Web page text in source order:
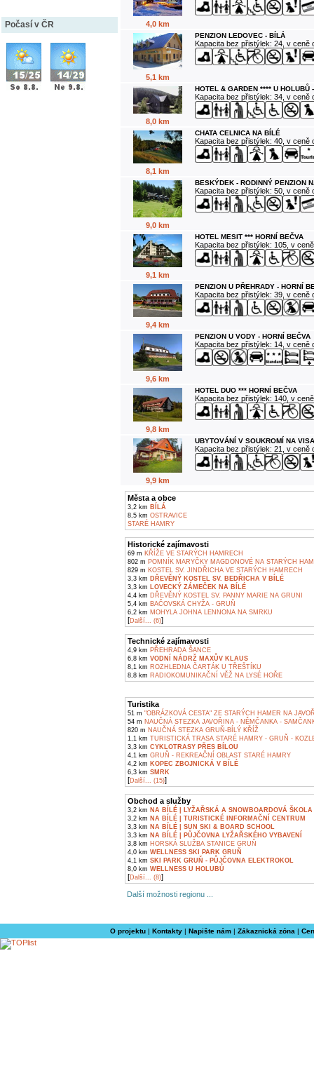
Počasí v ČR 4,0 km
5,1 km
PENZION LEDOVEC - BÍLÁ
Kapacita bez přistýlek: 24, v ceně
8,0 km
HOTEL & GARDEN **** U HOLUBŮ
Kapacita bez přistýlek: 34, v ceně
8,1 km
CHATA CELNICA NA BÍLÉ
Kapacita bez přistýlek: 40, v ceně
9,0 km
BESKÝDEK - RODINNÝ PENZION
Kapacita bez přistýlek: 50, v ceně
9,1 km
HOTEL MESIT *** HORNÍ BEČVA
Kapacita bez přistýlek: 105, v
9,4 km
PENZION U PŘEHRADY - HORNÍ
Kapacita bez přistýlek: 39, v ceně
9,6 km
PENZION U VODY - HORNÍ BEČVA
Kapacita bez přistýlek: 14, v ceně
9,8 km
HOTEL DUO *** HORNÍ BEČVA
Kapacita bez přistýlek: 140, v
9,9 km
UBYTOVÁNÍ V SOUKROMÍ NA
Kapacita bez přistýlek: 21, v ceně
Města a obce
3,2 km BÍLÁ
8,5 km OSTRAVICE
STARÉ HAMRY
Historické zajímavosti
69 m KŘÍŽE VE STARÝCH HAMRECH
802 m POMNÍK MARYČKY MAGDONOVÉ NA STARÝCH
829 m KOSTEL SV. JINDŘICHA VE STARÝCH HAMRECH
3,3 km DŘEVĚNÝ KOSTEL SV. BEDŘICHA V BÍLÉ
3,3 km LOVECKÝ ZÁMEČEK NA BÍLÉ
4,4 km DŘEVĚNÝ KOSTEL SV. PANNY MARIE NA GRUNI
5,4 km BAČOVSKÁ CHYŽA - GRUŇ
6,2 km MOHYLA JOHNA LENNONA NA SMRKU
[Další... (6)]
Technické zajímavosti
4,9 km PŘEHRADA ŠANCE
6,8 km VODNÍ NÁDRŽ MAXŮV KLAUS
8,1 km ROZHLEDNA ČARTÁK U TŘEŠTÍKU
8,8 km RADIOKOMUNIKAČNÍ VĚŽ NA LYSÉ HOŘE
Turistika
51 m "OBRÁZKOVÁ CESTA" ZE STARÝCH HAMER NA
54 m NAUČNÁ STEZKA JAVOŘINA - NĚMČANKA -
820 m NAUČNÁ STEZKA GRUŇ-BÍLÝ KŘÍŽ
1,1 km TURISTICKÁ TRASA STARÉ HAMRY - GRUŇ -
3,3 km CYKLOTRASY PŘES BÍLOU
4,1 km GRUŇ - REKREAČNÍ OBLAST STARÉ HAMRY
4,2 km KOPEC ZBOJNICKÁ V BÍLÉ
6,3 km SMRK
[Další... (15)]
Obchod a služby
3,2 km NA BÍLÉ | LYŽAŘSKÁ A SNOWBOARDOVÁ ŠKOLA
3,2 km NA BÍLÉ | TURISTICKÉ INFORMAČNÍ CENTRUM
3,3 km NA BÍLÉ | SUN SKI & BOARD SCHOOL
3,3 km NA BÍLÉ | PŮJČOVNA LYŽAŘSKÉHO VYBAVENÍ
3,8 km HORSKÁ SLUŽBA STANICE GRUŇ
4,0 km WELLNESS SKI PARK GRUŇ
4,1 km SKI PARK GRUŇ - PŮJČOVNA ELEKTROKOL
8,0 km WELLNESS U HOLUBŮ
[Další... (8)]
Další možnosti regionu ...
O projektu| Kontakty| Napište nám| Zákaznická zóna |